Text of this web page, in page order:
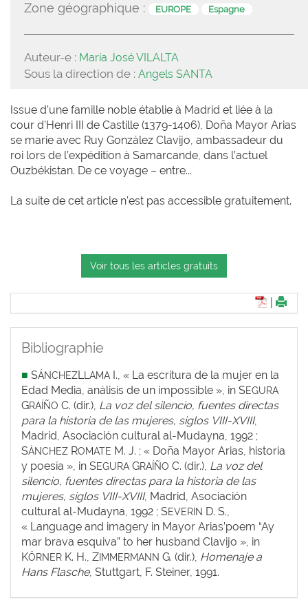
Zone géographique : EUROPE Espagne
Auteur-e : María José VILALTA
Sous la direction de : Angels SANTA
Issue d’une famille noble établie à Madrid et liée à la
cour d’Henri III de Castille (1379-1406), Doña Mayor Arias
se marie avec Ruy González Clavijo, ambassadeur du
roi lors de l’expédition à Samarcande, dans l’actuel
Ouzbékistan. De ce voyage – entre...
La suite de cet article n'est pas accessible gratuitement.
Voir tous les articles gratuits
Bibliographie
■ SÁNCHEZL LAMA I., « La escritura de la mujer en la
Edad Media, análisis de un impossible », in SEGURA
GRAÍÑO C. (dir.), La voz del silencio, fuentes directas
para la historia de las mujeres, siglos VIII-XVIII,
Madrid, Asociación cultural al-Mudayna, 1992 ;
SÁNCHEZ ROMATE M. J. ; « Doña Mayor Arias, historia
y poesía », in SEGURA GRAÍÑO C. (dir.), La voz del
silencio, fuentes directas para la historia de las
mujeres, siglos VIII-XVIII, Madrid, Asociación
cultural al-Mudayna, 1992 ; SEVERIN D. S.,
« Language and imagery in Mayor Arias’poem “Ay
mar brava esquiva” to her husband Clavijo », in
KÖRNER K. H., Z IMMERMANN G. (dir.), Homenaje a
Hans Flasche, Stuttgart, F. Steiner, 1991.